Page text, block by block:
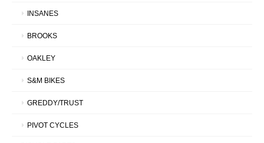
INSANES
BROOKS
OAKLEY
S&M BIKES
GREDDY/TRUST
PIVOT CYCLES